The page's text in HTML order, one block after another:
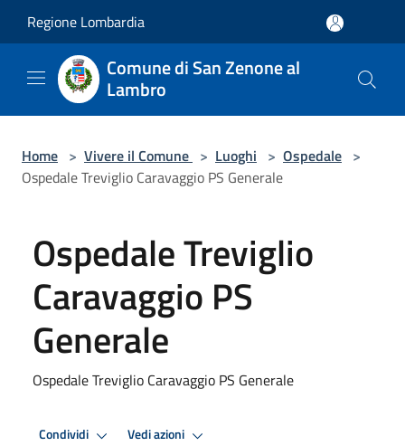
Regione Lombardia
Comune di San Zenone al
Lambro
Home > Vivere il Comune > Luoghi > Ospedale >
Ospedale Treviglio Caravaggio PS Generale
Ospedale Treviglio
Caravaggio PS
Generale
Ospedale Treviglio Caravaggio PS Generale
Condividi Vedi azioni